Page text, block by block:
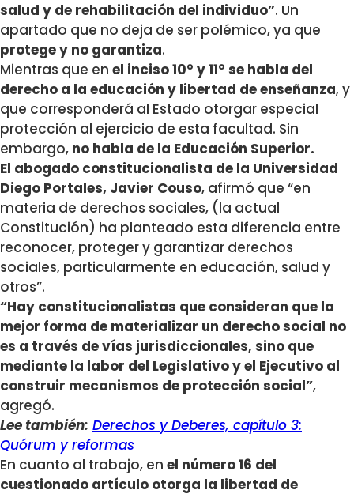
salud y de rehabilitación del individuo”. Un
apartado que no deja de ser polémico, ya que
protege y no garantiza.
Mientras que en el inciso 10° y 11° se habla del
derecho a la educación y libertad de enseñanza, y
que corresponderá al Estado otorgar especial
protección al ejercicio de esta facultad. Sin
embargo, no habla de la Educación Superior.
El abogado constitucionalista de la Universidad
Diego Portales, Javier Couso, afirmó que “en
materia de derechos sociales, (la actual
Constitución) ha planteado esta diferencia entre
reconocer, proteger y garantizar derechos
sociales, particularmente en educación, salud y
otros”.
“Hay constitucionalistas que consideran que la
mejor forma de materializar un derecho social no
es a través de vías jurisdiccionales, sino que
mediante la labor del Legislativo y el Ejecutivo al
construir mecanismos de protección social”,
agregó.
Lee también: Derechos y Deberes, capítulo 3:
Quórum y reformas
En cuanto al trabajo, en el número 16 del
cuestionado artículo otorga la libertad de